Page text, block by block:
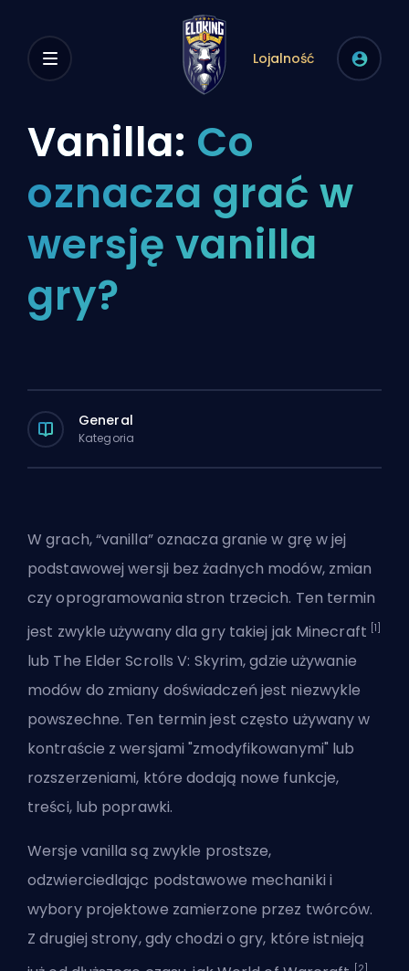
Lojalność
Vanilla: Co
oznacza grać w
wersję vanilla
gry?
General
Kategoria
W grach, “vanilla” oznacza granie w grę w jej
podstawowej wersji bez żadnych modów, zmian
czy oprogramowania stron trzecich. Ten termin
jest zwykle używany dla gry takiej jak Minecraft [1]
lub The Elder Scrolls V: Skyrim, gdzie używanie
modów do zmiany doświadczeń jest niezwykle
powszechne. Ten termin jest często używany w
kontraście z wersjami "zmodyfikowanymi" lub
rozszerzeniami, które dodają nowe funkcje,
treści, lub poprawki.
Wersje vanilla są zwykle prostsze,
odzwierciedlając podstawowe mechaniki i
wybory projektowe zamierzone przez twórców.
Z drugiej strony, gdy chodzi o gry, które istnieją